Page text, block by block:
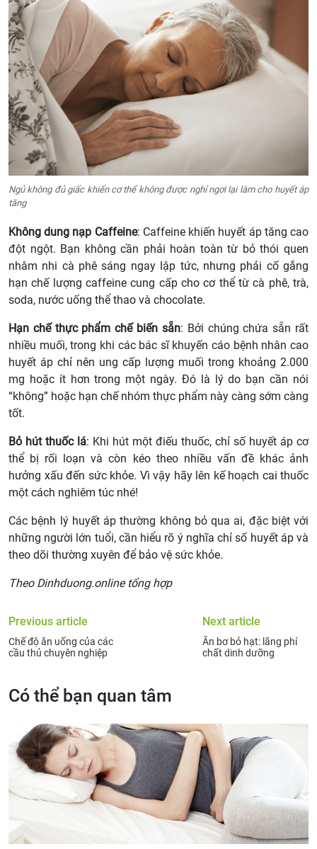
Ngủ không đủ giấc khiến cơ thể không được nghỉ ngơi lại làm cho huyết áp
tăng
Không dung nạp Caffeine: Caffeine khiến huyết áp tăng cao
đột ngột. Bạn không cần phải hoàn toàn từ bỏ thói quen
nhâm nhi cà phê sáng ngay lập tức, nhưng phải cố gắng
hạn chế lượng caffeine cung cấp cho cơ thể từ cà phê, trà,
soda, nước uống thể thao và chocolate.
Hạn chế thực phẩm chế biến sẵn: Bởi chúng chứa sẵn rất
nhiều muối, trong khi các bác sĩ khuyến cáo bệnh nhân cao
huyết áp chỉ nên ung cấp lượng muối trong khoảng 2.000
mg hoặc ít hơn trong một ngày. Đó là lý do bạn cần nói
“không” hoặc hạn chế nhóm thực phẩm này càng sớm càng
tốt.
Bỏ hút thuốc lá: Khi hút một điếu thuốc, chỉ số huyết áp cơ
thể bị rối loạn và còn kéo theo nhiều vấn đề khác ảnh
hưởng xấu đến sức khỏe. Vì vậy hãy lên kế hoạch cai thuốc
một cách nghiêm túc nhé!
Các bệnh lý huyết áp thường không bỏ qua ai, đặc biệt với
những người lớn tuổi, cần hiểu rõ ý nghĩa chỉ số huyết áp và
theo dõi thường xuyên để bảo vệ sức khỏe.
Theo Dinhduong.online tổng hợp
Previous article
Chế độ ăn uống của các
cầu thủ chuyên nghiệp
Next article
Ăn bơ bỏ hạt: lãng phí
chất dinh dưỡng
Có thể bạn quan tâm